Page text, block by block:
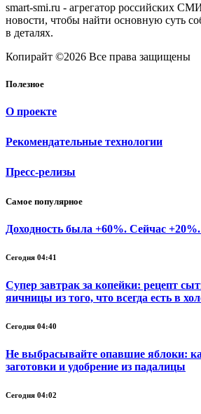
smart-smi.ru - агрегатор российских
новости, чтобы найти основную суть
в деталях.
Копирайт ©2026 Все права защищены
Полезное
О проекте
Рекомендательные технологии
Пресс-релизы
Самое популярное
Доходность была +60%. Сейчас
Сегодня 04:41
Супер завтрак за копейки: рецепт
яичницы из того, что всегда есть в
Сегодня 04:40
Не выбрасывайте опавшие яблоки:
заготовки и удобрение из падалицы
Сегодня 04:02